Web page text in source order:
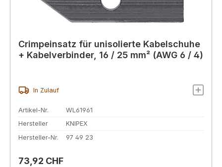
Crimpeinsatz für unisolierte Kabelschuhe
+ Kabelverbinder, 16 / 25 mm² (AWG 6 / 4)
In Zulauf
Artikel-Nr.
WL61961
Hersteller
KNIPEX
Hersteller-Nr.
97 49 23
Regulärer Preis:
73,92 CHF